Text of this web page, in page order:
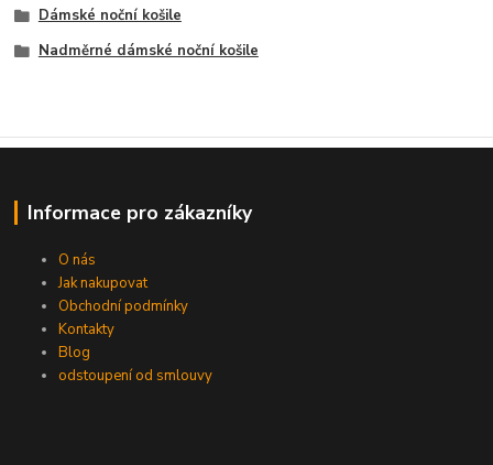
Dámské noční košile
Nadměrné dámské noční košile
Informace pro zákazníky
O nás
Jak nakupovat
Obchodní podmínky
Kontakty
Blog
odstoupení od smlouvy